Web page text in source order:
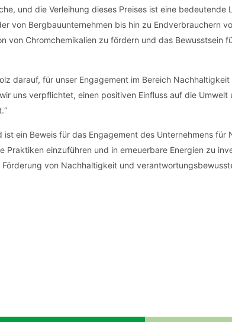
und die Verleihung dieses Preises ist eine bedeutende
Bergbauunternehmen bis hin zu Endverbrauchern
von Chromchemikalien zu fördern und das Bewusstsein
darauf, für unser Engagement im Bereich
uns verpflichtet, einen positiven Einfluss auf die
ist ein Beweis für das Engagement des Unternehmens für
einzuführen und in erneuerbare Energien zu
von Nachhaltigkeit und